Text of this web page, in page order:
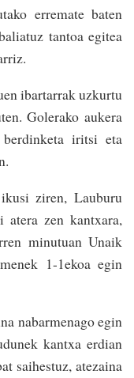
erremate baten
tantoa egitea
ibartarrak uzkurtu
Golerako aukera
iritsi eta
ziren, Lauburu
atera zen kantxara,
minutuan Unaik
1-1ekoa egin
nabarmenago egin
kantxa erdian
saihestuz, atezaina